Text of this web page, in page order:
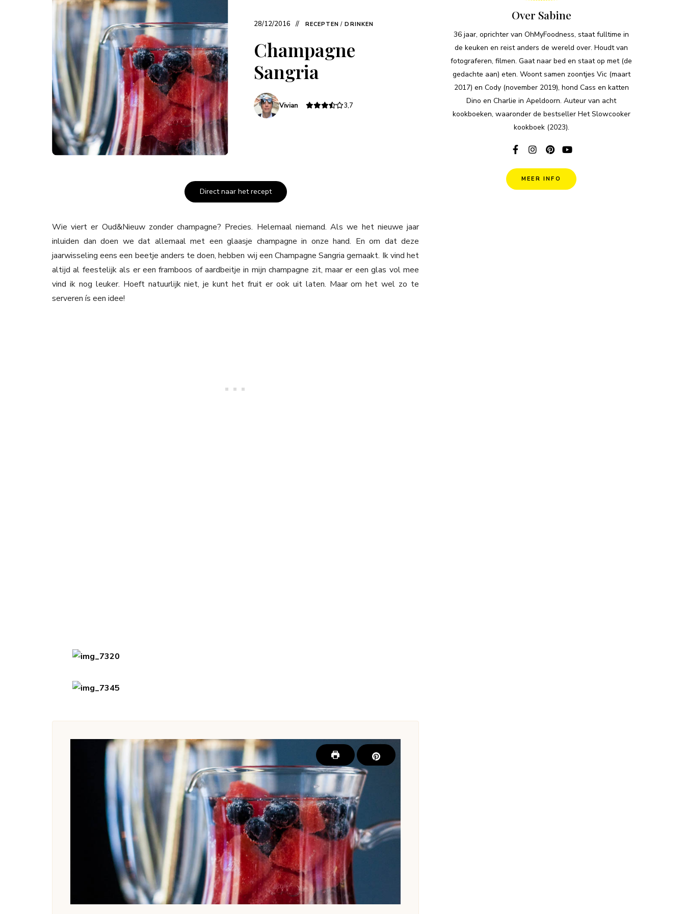
28/12/2016 RECEPTEN / DRINKEN
Champagne
Sangria
Vivian 3,7
Direct naar het recept
Wie viert er Oud&Nieuw zonder champagne? Precies. Helemaal niemand. Als we het nieuwe jaar
inluiden dan doen we dat allemaal met een glaasje champagne in onze hand. En om dat deze
jaarwisseling eens een beetje anders te doen, hebben wij een Champagne Sangria gemaakt. Ik vind het
altijd al feestelijk als er een framboos of aardbeitje in mijn champagne zit, maar er een glas vol mee
vind ik nog leuker. Hoeft natuurlijk niet, je kunt het fruit er ook uit laten. Maar om het wel zo te
serveren ís een idee!
Over Sabine
36 jaar, oprichter van OhMyFoodness, staat fulltime in
de keuken en reist anders de wereld over. Houdt van
fotograferen, filmen. Gaat naar bed en staat op met (de
gedachte aan) eten. Woont samen zoontjes Vic (maart
2017) en Cody (november 2019), hond Cass en katten
Dino en Charlie in Apeldoorn. Auteur van acht
kookboeken, waaronder de bestseller Het Slowcooker
kookboek (2023).
MEER INFO